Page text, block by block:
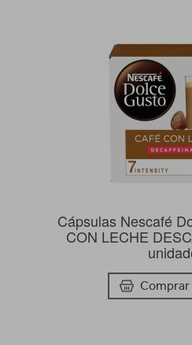
Cápsulas Nescafé
CON LECHE
Comprar